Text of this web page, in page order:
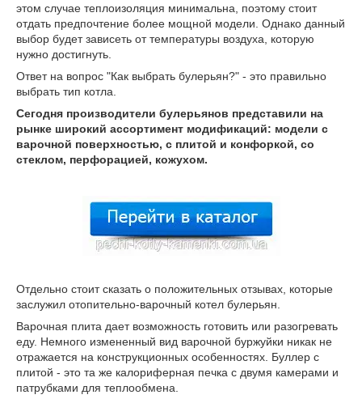
этом случае теплоизоляция минимальна, поэтому стоит
отдать предпочтение более мощной модели. Однако данный
выбор будет зависеть от температуры воздуха, которую
нужно достигнуть.
Ответ на вопрос "Как выбрать булерьян?" - это правильно
выбрать тип котла.
Сегодня производители булерьянов представили на
рынке широкий ассортимент модификаций: модели с
варочной поверхностью, с плитой и конфоркой, со
стеклом, перфорацией, кожухом.
Отдельно стоит сказать о положительных отзывах, которые
заслужил отопительно-варочный котел булерьян.
Варочная плита дает возможность готовить или разогревать
еду. Немного измененный вид варочной буржуйки никак не
отражается на конструкционных особенностях. Буллер с
плитой - это та же калориферная печка с двумя камерами и
патрубками для теплообмена.